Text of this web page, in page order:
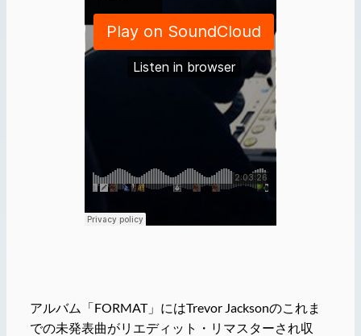
アルバム「FORMAT」にはTrevor Jacksonのこれま
での未発表曲がリエディット・リマスターされ収